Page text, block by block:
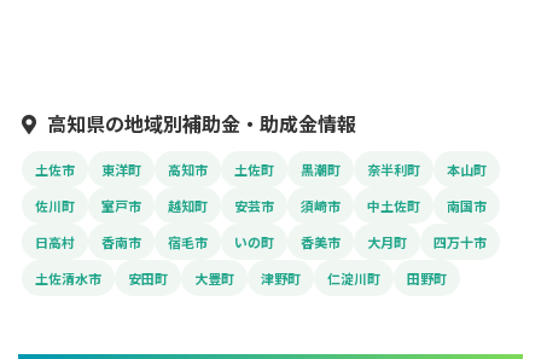
高知県の地域別補助金・助成金情報
土佐市 東洋町 高知市 土佐町 黒潮町 奈半利町
本山町
佐川町
室戸市 越知町 安芸市 須崎市 中土佐町
南国市
日高村
香南市 宿毛市 いの町 香美市 大月町
四万十市
土佐清水市
安田町 大豊町 津野町 仁淀川町 田野町